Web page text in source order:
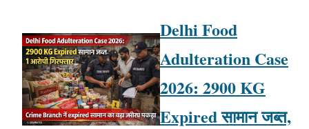
Delhi Food
Adulteration Case
2026: 2900 KG
Expired सामान जब्त,